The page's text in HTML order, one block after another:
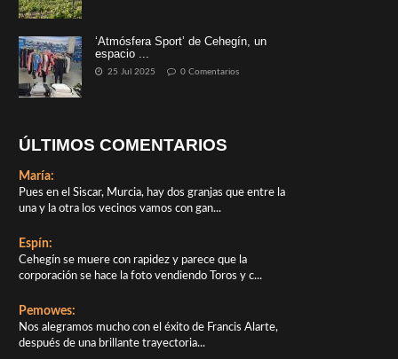
‘Atmósfera Sport’ de Cehegín, un
espacio ...
25 Jul 2025 0 Comentarios
ÚLTIMOS COMENTARIOS
María:
Pues en el Siscar, Murcia, hay dos granjas que entre la
una y la otra los vecinos vamos con gan...
Espín:
Cehegín se muere con rapidez y parece que la
corporación se hace la foto vendiendo Toros y c...
Pemowes:
Nos alegramos mucho con el éxito de Francis Alarte,
después de una brillante trayectoria...